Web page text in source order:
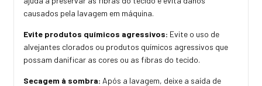
causados pela lavagem em máquina.
Evite produtos químicos agressivos: Evite o uso de
alvejantes clorados ou produtos químicos agressivos que
possam danificar as cores ou as fibras do tecido.
Secagem à sombra: Após a lavagem, deixe a saída de